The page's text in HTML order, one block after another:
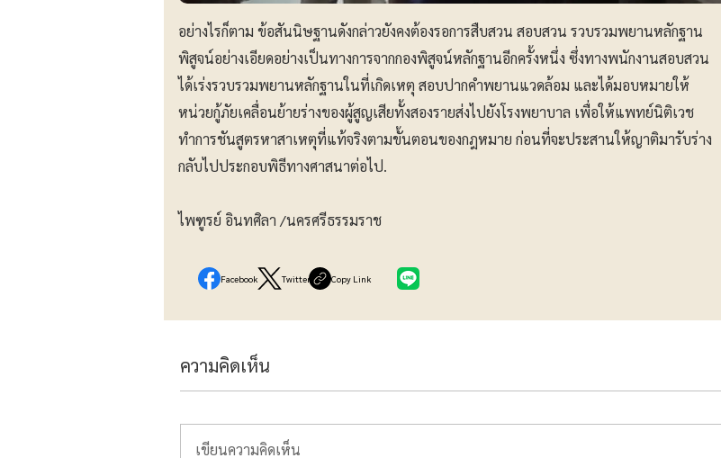
อย่างไรก็ตาม ข้อสันนิษฐานดังกล่าวยังคงต้องรอการสืบสวน สอบสวน รวบรวมพยานหลักฐาน
พิสูจน์อย่างเอียดอย่างเป็นทางการจากกองพิสูจน์หลักฐานอีกครั้งหนึ่ง ซึ่งทางพนักงานสอบสวน
ได้เร่งรวบรวมพยานหลักฐานในที่เกิดเหตุ สอบปากคำพยานแวดล้อม และได้มอบหมายให้
หน่วยกู้ภัยเคลื่อนย้ายร่างของผู้สูญเสียทั้งสองรายส่งไปยังโรงพยาบาล เพื่อให้แพทย์นิติเวช
ทำการชันสูตรหาสาเหตุที่แท้จริงตามขั้นตอนของกฎหมาย ก่อนที่จะประสานให้ญาติมารับร่าง
กลับไปประกอบพิธีทางศาสนาต่อไป.
ไพฑูรย์ อินทศิลา /นครศรีธรรมราช
Facebook Twitter Copy Link
ความคิดเห็น
เขียนความคิดเห็น